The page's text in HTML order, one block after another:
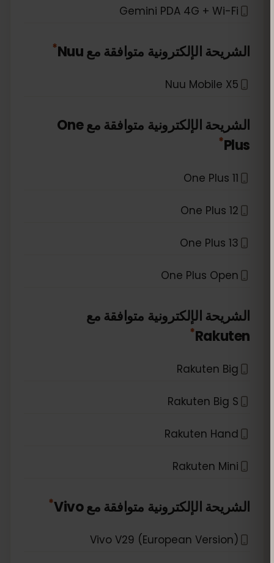
Gemini PDA 4G + Wi-Fi
الشريحة الإلكترونية متوافقة معNuu
*
Nuu Mobile X5
الشريحة الإلكترونية متوافقة معOne
Plus
*
One Plus 11
One Plus 12
One Plus 13
One Plus Open
الشريحة الإلكترونية متوافقة مع
Rakuten
*
Rakuten Big
Rakuten Big S
Rakuten Hand
Rakuten Mini
الشريحة الإلكترونية متوافقة معVivo
*
Vivo V29 (European Version)